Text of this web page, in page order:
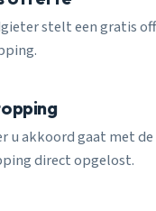
stelt een gratis
u akkoord gaat met
direct opgelost.